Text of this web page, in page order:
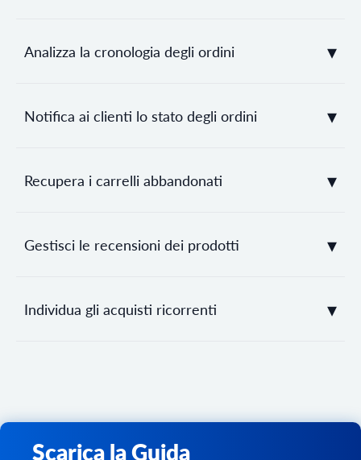
Analizza la cronologia degli ordini ▾
Notifica ai clienti lo stato degli ordini ▾
Recupera i carrelli abbandonati ▾
Gestisci le recensioni dei prodotti ▾
Individua gli acquisti ricorrenti ▾
Scarica la Guida